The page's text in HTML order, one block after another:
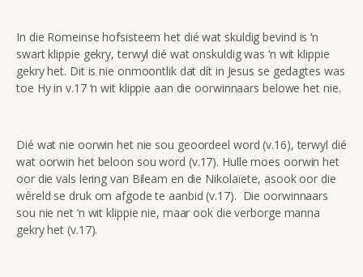
In die Romeinse hofsisteem het dié wat skuldig bevind is ‘n
swart klippie gekry, terwyl dié wat onskuldig was ‘n wit klippie
gekry het. Dit is nie onmoontlik dat dít in Jesus se gedagtes was
toe Hy in v.17 ‘n wit klippie aan die oorwinnaars belowe het nie.
Dié wat nie oorwin het nie sou geoordeel word (v.16), terwyl dié
wat oorwin het beloon sou word (v.17). Hulle moes oorwin het
oor die vals lering van Bileam en die Nikolaïete, asook oor die
wêreld se druk om afgode te aanbid (v.17). Die oorwinnaars
sou nie net ‘n wit klippie nie, maar ook die verborge manna
gekry het (v.17).